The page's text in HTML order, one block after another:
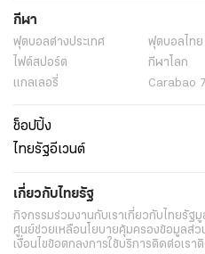
กีฬา
ฟุตบอลต่่างประเทศ ฟุตบอลไทย
ไฟต์สปอร์ต
กีฬาโลก
แกลเลอรี่
Carabao
ช็อปปิ้ง
ไทยรัฐอีเวนต์
เกี่ยวกับไทยรัฐ
กิจกรรมร่วมงานกับเราเกี่ยวกับไทยรัฐมู
ศูนย์ช่วยเหลือนโยบายคุ้มครองข้อมูลส่
เงื่อนไขข้อตกลงการใช้บริการติดต่อเรา